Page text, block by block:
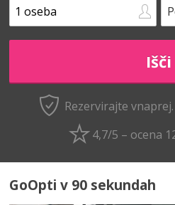
Rezervirajte vnaprej.
4,7/5 – ocena
GoOpti v 90 sekundah